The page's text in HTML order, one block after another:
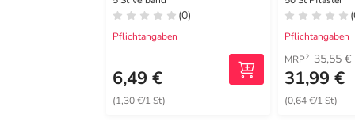
(0)
Pflichtangaben
6,49 €
(1,30 €/1 St)
Pflichtangaben
MRP2 35,55 €
31,99 €
(0,64 €/1 St)